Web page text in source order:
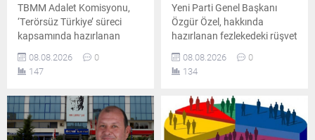
TBMM Adalet Komisyonu,
‘Terörsüz Türkiye’ süreci
kapsamında hazırlanan
çerçeve yasa teklifini
görüşmek üzere toplandı.
Toplantıda iktidar ve
arasında usul ve içerik
tartışmaları yaşandı.
08.08.2026
0
147
Yeni Parti Genel Başkanı
Özgür Özel, hakkında
hazırlanan fezlekedeki rüşvet
iddiasına tepki göstererek,
kurultay masrafları için para
verilmiş olsa bile bunun
savundu.
08.08.2026
0
134